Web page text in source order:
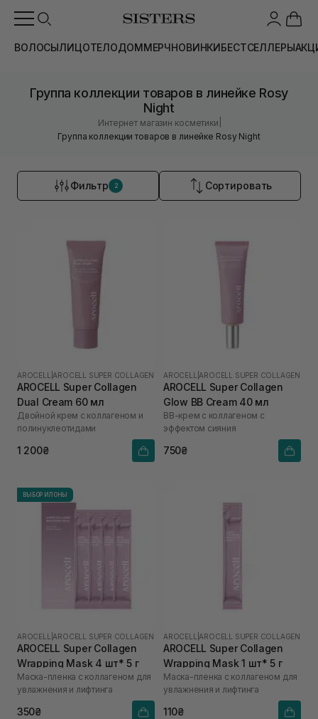
ВОЛОСЫЛИЦОТЕЛОДОММЕРЧНОВИНКИБЕСТСЕЛЛЕРЫ
Группа коллекции товаров в линейке Rosy
Night
Интернет магазин косметики
Группа коллекции товаров в линейке Rosy Night
Фильтр 2 Сортировать
AROCELL AROCELL SUPER COLLAGEN
AROCELL Super Collagen
Dual Cream 60 мл
Двойной крем с коллагеном и
полинуклеотидами
1 200₴
AROCELL AROCELL SUPER COLLAGEN
AROCELL Super Collagen
Glow BB Cream 40 мл
ВВ-крем с коллагеном с
эффектом сияния
750₴
ВЫБОР ИЛОНЫ
AROCELL AROCELL SUPER COLLAGEN
AROCELL Super Collagen
Wrapping Mask 4 шт* 5 г
Маска-пленка с коллагеном для
увлажнения и лифтинга
350₴
AROCELL AROCELL SUPER COLLAGEN
AROCELL Super Collagen
Wrapping Mask 1 шт* 5 г
Маска-пленка с коллагеном для
увлажнения и лифтинга
110₴